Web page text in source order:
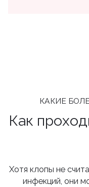
КАКИЕ
Как
Хотя клопы не
инфекций, они